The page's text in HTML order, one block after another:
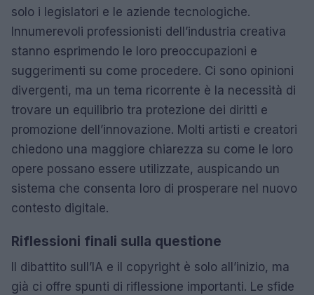
solo i legislatori e le aziende tecnologiche.
Innumerevoli professionisti dell’industria creativa
stanno esprimendo le loro preoccupazioni e
suggerimenti su come procedere. Ci sono opinioni
divergenti, ma un tema ricorrente è la necessità di
trovare un equilibrio tra protezione dei diritti e
promozione dell’innovazione. Molti artisti e creatori
chiedono una maggiore chiarezza su come le loro
opere possano essere utilizzate, auspicando un
sistema che consenta loro di prosperare nel nuovo
contesto digitale.
Riflessioni finali sulla questione
Il dibattito sull’IA e il copyright è solo all’inizio, ma
già ci offre spunti di riflessione importanti. Le sfide